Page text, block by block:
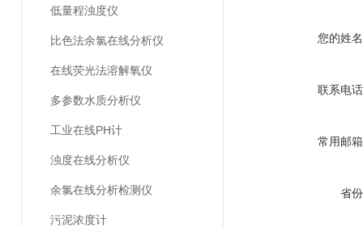
低量程浊度仪
比色法余氯在线分析仪
在线荧光法溶解氧仪
多参数水质分析仪
工业在线PH计
浊度在线分析仪
余氯在线分析检测仪
污泥浓度计
您的姓
联系电
常用邮
省